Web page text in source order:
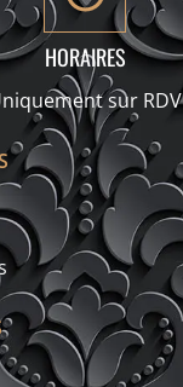
HORAIRES
sur RDV